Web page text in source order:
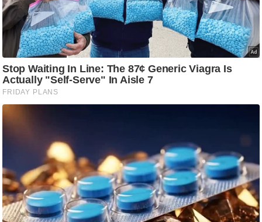
म
सा
म
यि
क
मा
तृ
भू
ए
म
.